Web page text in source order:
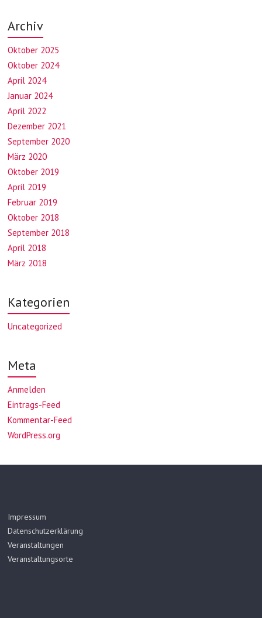
Archiv
Oktober 2025
Oktober 2024
April 2024
Januar 2024
April 2022
Dezember 2021
September 2020
März 2020
Oktober 2019
April 2019
Februar 2019
Oktober 2018
September 2018
April 2018
März 2018
Kategorien
Uncategorized
Meta
Anmelden
Eintrags-Feed
Kommentar-Feed
WordPress.org
Impressum
Datenschutzerklärung
Veranstaltungen
Veranstaltungsorte